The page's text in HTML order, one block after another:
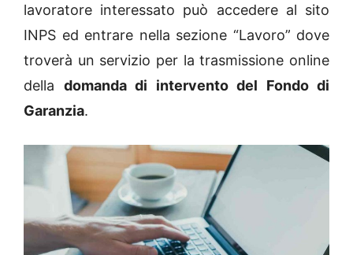
lavoratore interessato può accedere al sito
INPS ed entrare nella sezione “Lavoro” dove
troverà un servizio per la trasmissione online
della domanda di intervento del Fondo di
Garanzia.